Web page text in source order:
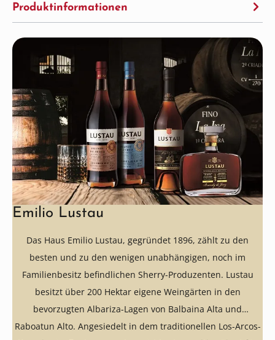
Produktinformationen
Emilio Lustau
Das Haus Emilio Lustau, gegründet 1896, zählt zu den
besten und zu den wenigen unabhängigen, noch im
Familienbesitz befindlichen Sherry-Produzenten. Lustau
besitzt über 200 Hektar eigene Weingärten in den
bevorzugten Albariza-Lagen von Balbaina Alta und
Raboatun Alto. Angesiedelt in dem traditionellen Los-Arcos-